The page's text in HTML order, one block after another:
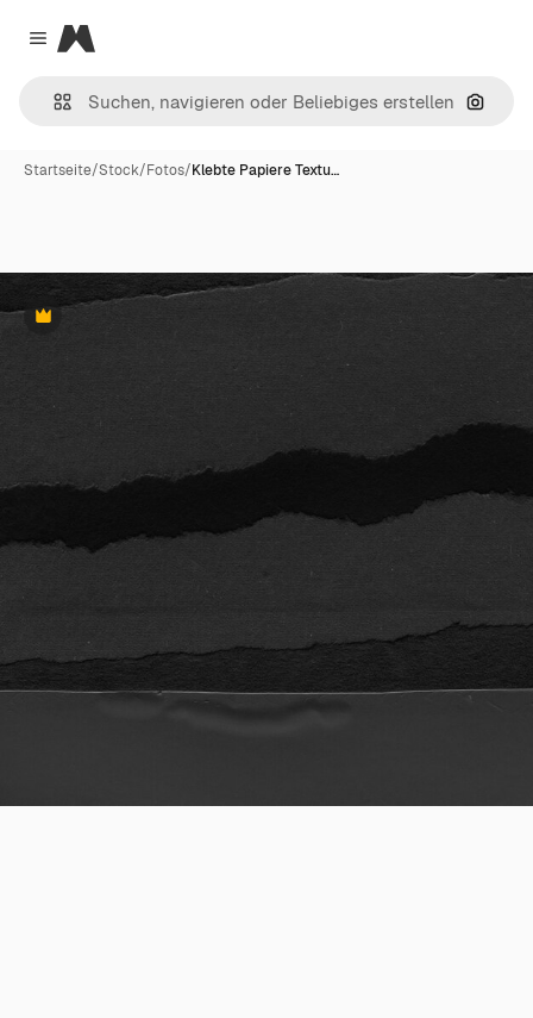
Close menu
Magnific
Nach
Startseite/Stock/Fotos/Klebte Papiere Textu…
Premium